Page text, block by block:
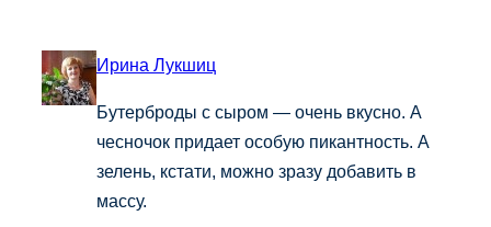
Ирина Лукшиц
Бутерброды с сыром — очень вкусно. А
чесночок придает особую пикантность. А
зелень, кстати, можно зразу добавить в
массу.